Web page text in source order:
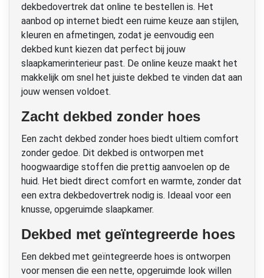
dekbedovertrek dat online te bestellen is. Het
aanbod op internet biedt een ruime keuze aan stijlen,
kleuren en afmetingen, zodat je eenvoudig een
dekbed kunt kiezen dat perfect bij jouw
slaapkamerinterieur past. De online keuze maakt het
makkelijk om snel het juiste dekbed te vinden dat aan
jouw wensen voldoet.
Zacht dekbed zonder hoes
Een zacht dekbed zonder hoes biedt ultiem comfort
zonder gedoe. Dit dekbed is ontworpen met
hoogwaardige stoffen die prettig aanvoelen op de
huid. Het biedt direct comfort en warmte, zonder dat
een extra dekbedovertrek nodig is. Ideaal voor een
knusse, opgeruimde slaapkamer.
Dekbed met geïntegreerde hoes
Een dekbed met geïntegreerde hoes is ontworpen
voor mensen die een nette, opgeruimde look willen